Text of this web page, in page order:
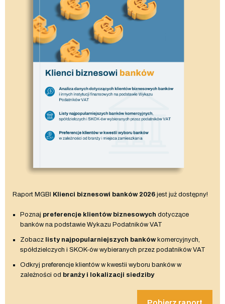
Raport MGBI Klienci biznesowi banków 2026 jest już dostępny!
Poznaj preferencje klientów biznesowych dotyczące
banków na podstawie Wykazu Podatników VAT
Zobacz listy najpopularniejszych bankówkomercyjnych,
spółdzielczych i SKOK-ów wybieranych przez podatników VAT
Odkryj preferencje klientów w kwestii wyboru banków w
zależności od branży i lokalizacji siedziby